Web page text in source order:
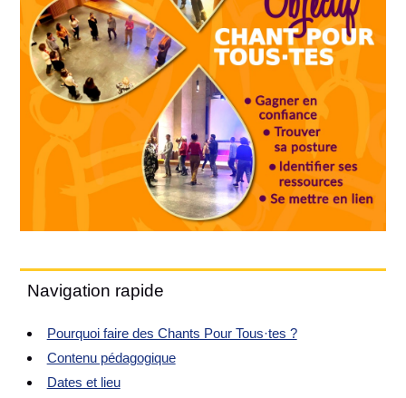
Navigation rapide
Pourquoi faire des Chants Pour Tous·tes ?
Contenu pédagogique
Dates et lieu